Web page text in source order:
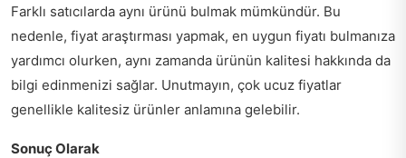
Farklı satıcılarda aynı ürünü bulmak mümkündür. Bu
nedenle, fiyat araştırması yapmak, en uygun fiyatı bulmanıza
yardımcı olurken, aynı zamanda ürünün kalitesi hakkında da
bilgi edinmenizi sağlar. Unutmayın, çok ucuz fiyatlar
genellikle kalitesiz ürünler anlamına gelebilir.
Sonuç Olarak